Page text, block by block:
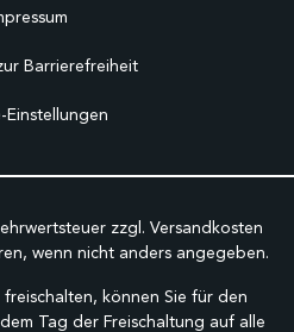
Barrierefreiheit
Einstellungen
zzgl. Versandkosten
wenn nicht anders angegeben.
können Sie für den
Tag der Freischaltung auf alle